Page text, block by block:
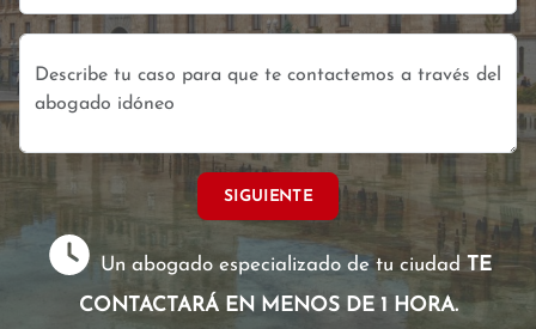
SIGUIENTE
Un abogado especializado de tu ciudadTE
CONTACTARÁ EN MENOS DE 1 HORA.